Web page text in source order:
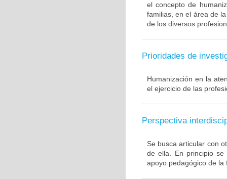
el concepto de
familias, en el área de
de los diversos
Prioridades de
Humanización en la
el ejercicio de las
Perspectiva
Se busca articular con
de ella. En principio
apoyo pedagógico de la